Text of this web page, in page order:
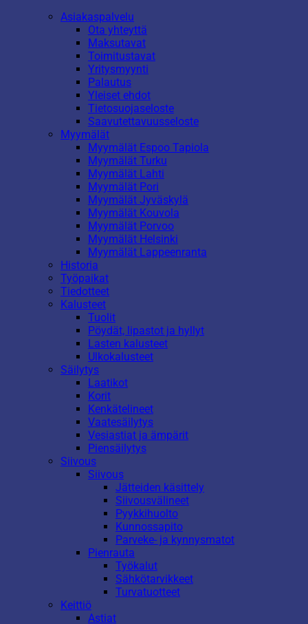
Asiakaspalvelu
Ota yhteyttä
Maksutavat
Toimitustavat
Yritysmyynti
Palautus
Yleiset ehdot
Tietosuojaseloste
Saavutettavuusseloste
Myymälät
Myymälät Espoo Tapiola
Myymälät Turku
Myymälät Lahti
Myymälät Pori
Myymälät Jyväskylä
Myymälät Kouvola
Myymälät Porvoo
Myymälät Helsinki
Myymälät Lappeenranta
Historia
Työpaikat
Tiedotteet
Kalusteet
Tuolit
Pöydät, lipastot ja hyllyt
Lasten kalusteet
Ulkokalusteet
Säilytys
Laatikot
Korit
Kenkätelineet
Vaatesäilytys
Vesiastiat ja ämpärit
Piensäilytys
Siivous
Siivous
Jätteiden käsittely
Siivousvälineet
Pyykkihuolto
Kunnossapito
Parveke- ja kynnysmatot
Pienrauta
Työkalut
Sähkötarvikkeet
Turvatuotteet
Keittiö
Astiat